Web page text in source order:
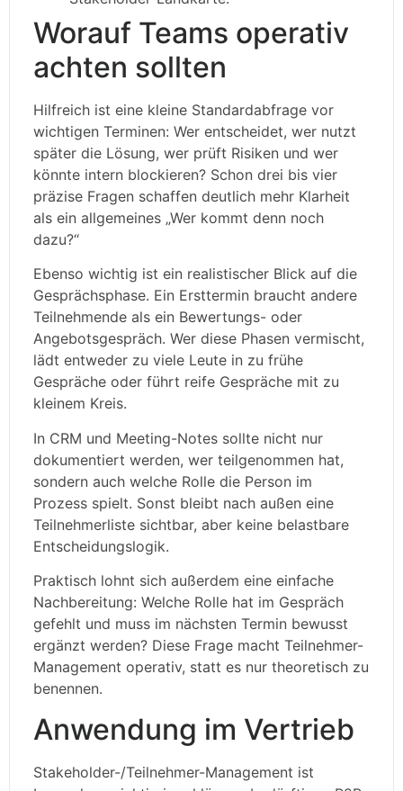
Worauf Teams operativ
achten sollten
Hilfreich ist eine kleine Standardabfrage vor
wichtigen Terminen: Wer entscheidet, wer nutzt
später die Lösung, wer prüft Risiken und wer
könnte intern blockieren? Schon drei bis vier
präzise Fragen schaffen deutlich mehr Klarheit
als ein allgemeines „Wer kommt denn noch
dazu?“
Ebenso wichtig ist ein realistischer Blick auf die
Gesprächsphase. Ein Ersttermin braucht andere
Teilnehmende als ein Bewertungs- oder
Angebotsgespräch. Wer diese Phasen vermischt,
lädt entweder zu viele Leute in zu frühe
Gespräche oder führt reife Gespräche mit zu
kleinem Kreis.
In CRM und Meeting-Notes sollte nicht nur
dokumentiert werden, wer teilgenommen hat,
sondern auch welche Rolle die Person im
Prozess spielt. Sonst bleibt nach außen eine
Teilnehmerliste sichtbar, aber keine belastbare
Entscheidungslogik.
Praktisch lohnt sich außerdem eine einfache
Nachbereitung: Welche Rolle hat im Gespräch
gefehlt und muss im nächsten Termin bewusst
ergänzt werden? Diese Frage macht Teilnehmer-
Management operativ, statt es nur theoretisch zu
benennen.
Anwendung im Vertrieb
Stakeholder-/Teilnehmer-Management ist